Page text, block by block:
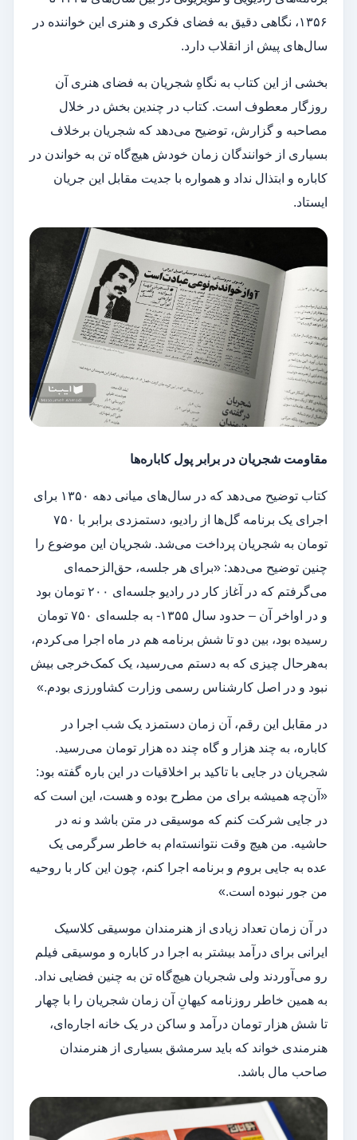
۱۳۵۶، نگاهی دقیق به فضای فکری و هنری این خواننده در
سال‌های پیش از انقلاب دارد.
بخشی از این کتاب به نگاهِ شجریان به فضای هنری آن
روزگار معطوف است. کتاب در چندین بخش در خلال
مصاحبه و گزارش، توضیح می‌دهد که شجریان برخلاف
بسیاری از خوانندگان زمان خودش هیچ‌گاه تن به خواندن در
کاباره و ابتذال نداد و همواره با جدیت مقابل این جریان
ایستاد.
مقاومت شجریان در برابر پول کاباره‌ها
کتاب توضیح می‌دهد که در سال‌های میانی دهه ۱۳۵۰ برای
اجرای یک برنامه گل‌ها از رادیو، دستمزدی برابر با ۷۵۰
تومان به شجریان پرداخت می‌شد. شجریان این موضوع را
چنین توضیح می‌دهد: «برای هر جلسه، حق‌الزحمه‌ای
می‌گرفتم که در آغاز کار در رادیو جلسه‌ای ۲۰۰ تومان بود
و در اواخر آن – حدود سال ۱۳۵۵- به جلسه‌ای ۷۵۰ تومان
رسیده بود، بین دو تا شش برنامه هم در ماه اجرا می‌کردم،
به‌هرحال چیزی که به دستم می‌رسید، یک کمک‌خرجی بیش
نبود و در اصل کارشناس رسمی وزارت کشاورزی بودم.»
در مقابل این رقم، آن زمان دستمزد یک شب اجرا در
کاباره، به چند هزار و گاه چند ده هزار تومان می‌رسید.
شجریان در جایی با تاکید بر اخلاقیات در این باره گفته بود:
«آن‌چه همیشه برای من مطرح بوده و هست، این است که
در جایی شرکت کنم که موسیقی در متن باشد و نه در
حاشیه. من هیچ وقت نتوانسته‌ام به خاطر سرگرمی یک
عده به جایی بروم و برنامه اجرا کنم، چون این کار با روحیه
من جور نبوده است.»
در آن زمان تعداد زیادی از هنرمندان موسیقی کلاسیک
ایرانی برای درآمد بیشتر به اجرا در کاباره و موسیقی فیلم
رو می‌آوردند ولی شجریان هیچ‌گاه تن به چنین فضایی نداد.
به همین خاطر روزنامه کیهانِ آن زمان شجریان را با چهار
تا شش هزار تومان درآمد و ساکن در یک خانه اجاره‌ای،
هنرمندی خواند که باید سرمشق بسیاری از هنرمندان
صاحب‌ مال باشد.